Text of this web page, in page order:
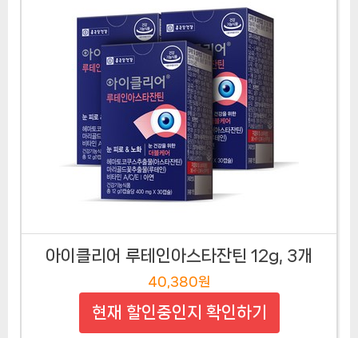
아이클리어 루테인아스타잔틴 12g, 3개
40,380원
현재 할인중인지 확인하기